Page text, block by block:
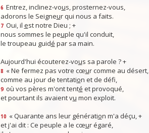
6 Entrez, inclinez-vous, prosternez-vous,
adorons le Seigneur qui nous a faits.
7 Oui, il est notre Dieu ; +
nous sommes le peuple qu'il conduit,
le troupeau guidé par sa main.
Aujourd'hui écouterez-vous sa parole ? +
8 « Ne fermez pas votre cœur comme au désert,
comme au jour de tentation et de défi,
9 où vos pères m'ont tenté et provoqué,
et pourtant ils avaient vu mon exploit.
10 « Quarante ans leur génération m'a déçu, +
et j'ai dit : Ce peuple a le cœur égaré,